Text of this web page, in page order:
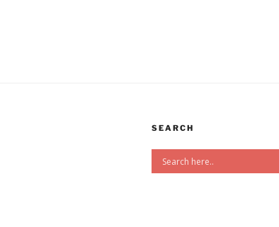
SEARCH